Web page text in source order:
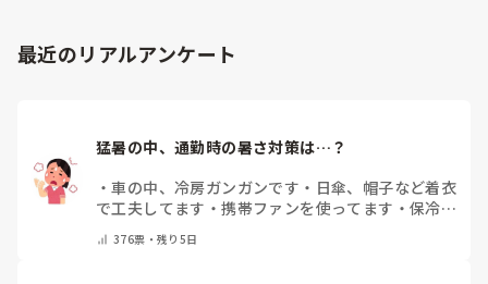
最近のリアルアンケート
猛暑の中、通勤時の暑さ対策は…？
・車の中、冷房ガンガンです ・ 日傘、帽子など着衣
で工夫してます ・携帯ファンを使ってます ・ 保冷剤
ん ・その他（コメントで教えて下さい）
376票・残り5日